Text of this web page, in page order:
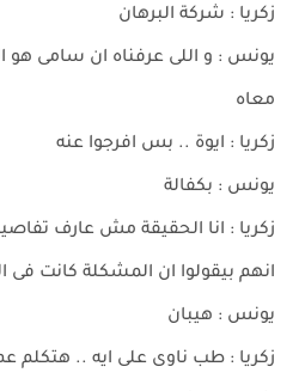
زكريا : شركة البرهان
يونس : و اللى عرفناه ان سامى هو
معاه
زكريا : ايوة .. بس افرجوا عنه
يونس : بكفالة
زكريا : انا الحقيقة مش عارف
انهم بيقولوا ان المشكلة كانت فى
يونس : هيبان
زكريا : طب ناوى على ايه .. هتكلم